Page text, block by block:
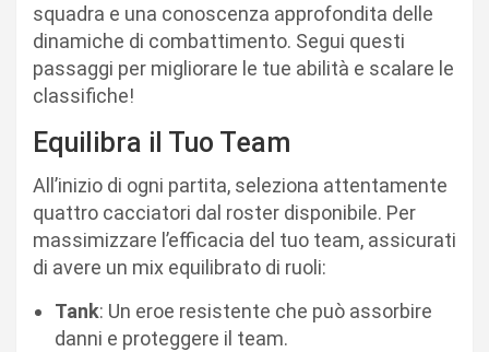
squadra e una conoscenza approfondita delle
dinamiche di combattimento. Segui questi
passaggi per migliorare le tue abilità e scalare le
classifiche!
Equilibra il Tuo Team
All’inizio di ogni partita, seleziona attentamente
quattro cacciatori dal roster disponibile. Per
massimizzare l’efficacia del tuo team, assicurati
di avere un mix equilibrato di ruoli:
Tank: Un eroe resistente che può assorbire
danni e proteggere il team.